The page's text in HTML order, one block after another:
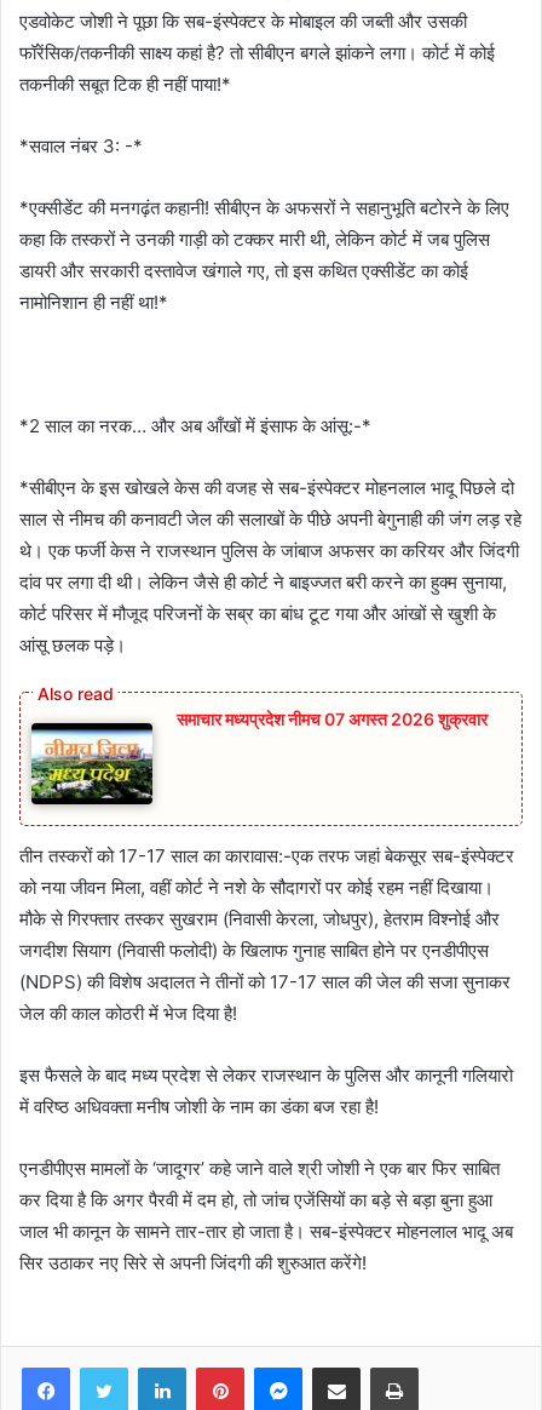
एडवोकेट जोशी ने पूछा कि सब-इंस्पेक्टर के मोबाइल की जब्ती और उसकी
फॉरेंसिक/तकनीकी साक्ष्य कहां है? तो सीबीएन बगले झांकने लगा। कोर्ट में कोई
तकनीकी सबूत टिक ही नहीं पाया!*
*सवाल नंबर 3: -*
*एक्सीडेंट की मनगढ़ंत कहानी! सीबीएन के अफसरों ने सहानुभूति बटोरने के लिए
कहा कि तस्करों ने उनकी गाड़ी को टक्कर मारी थी, लेकिन कोर्ट में जब पुलिस
डायरी और सरकारी दस्तावेज खंगाले गए, तो इस कथित एक्सीडेंट का कोई
नामोनिशान ही नहीं था!*
*2 साल का नरक… और अब आँखों में इंसाफ के आंसू:-*
*सीबीएन के इस खोखले केस की वजह से सब-इंस्पेक्टर मोहनलाल भादू पिछले दो
साल से नीमच की कनावटी जेल की सलाखों के पीछे अपनी बेगुनाही की जंग लड़ रहे
थे। एक फर्जी केस ने राजस्थान पुलिस के जांबाज अफसर का करियर और जिंदगी
दांव पर लगा दी थी। लेकिन जैसे ही कोर्ट ने बाइज्जत बरी करने का हुक्म सुनाया,
कोर्ट परिसर में मौजूद परिजनों के सब्र का बांध टूट गया और आंखों से खुशी के
आंसू छलक पड़े।
समाचार मध्यप्रदेश नीमच 07 अगस्त 2026 शुक्रवार
तीन तस्करों को 17-17 साल का कारावास:-एक तरफ जहां बेकसूर सब-इंस्पेक्टर
को नया जीवन मिला, वहीं कोर्ट ने नशे के सौदागरों पर कोई रहम नहीं दिखाया।
मौके से गिरफ्तार तस्कर सुखराम (निवासी केरला, जोधपुर), हेतराम विश्नोई और
जगदीश सियाग (निवासी फलोदी) के खिलाफ गुनाह साबित होने पर एनडीपीएस
(NDPS) की विशेष अदालत ने तीनों को 17-17 साल की जेल की सजा सुनाकर
जेल की काल कोठरी में भेज दिया है!
इस फैसले के बाद मध्य प्रदेश से लेकर राजस्थान के पुलिस और कानूनी गलियारो
में वरिष्ठ अधिवक्ता मनीष जोशी के नाम का डंका बज रहा है!
एनडीपीएस मामलों के ‘जादूगर’ कहे जाने वाले श्री जोशी ने एक बार फिर साबित
कर दिया है कि अगर पैरवी में दम हो, तो जांच एजेंसियों का बड़े से बड़ा बुना हुआ
जाल भी कानून के सामने तार-तार हो जाता है। सब-इंस्पेक्टर मोहनलाल भादू अब
सिर उठाकर नए सिरे से अपनी जिंदगी की शुरुआत करेंगे!
FacebookTwitter LinkedInPinterestMessenger
Share via Email Print